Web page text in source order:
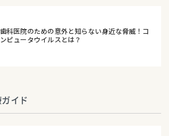
歯科医院のための意外と知らない身近な脅威！コ
ンピュータウイルスとは？
イド